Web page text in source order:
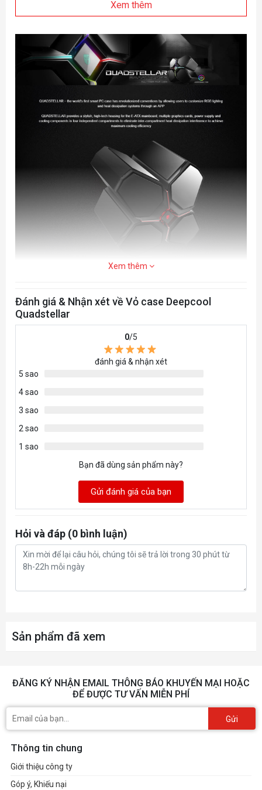
2.5" Drive
5
I/O Panel 2×USB3.0/Audio(HD)×1/Mic×1
Expansion
8+6
Pre-installed: Patented TF120
Fan×5pcs(Rear: 1×120mm; Front:
Rear:1×120/2×80mm; Side: 2×120mm
ATX PS2 (300mm length max)
110mm height max; Liquid Cooler
Compatibility: Front: 120/240/360mm;
Bottom: 120/240mm(28mm thickness
380mm max
Carton
Dimension
598×565×567mm (L×W×H)
DP-EATX-QUADSTLR
Xem thêm
Xem thêm
Đánh giá & Nhận xét về Vỏ case Deepcool
Quadstellar
0/5
đánh giá & nhận xét
5 sao
4 sao
3 sao
2 sao
1 sao
Bạn đã dùng sản phẩm này?
Gửi đánh giá của bạn
Hỏi và đáp (0 bình luận)
Sản phẩm đã xem
ĐĂNG KÝ NHẬN EMAIL THÔNG BÁO KHUYẾN MẠI HOẶC
ĐỂ ĐƯỢC TƯ VẤN MIỄN PHÍ
Gửi
Thông tin chung
Giới thiệu công ty
Góp ý, Khiếu nại